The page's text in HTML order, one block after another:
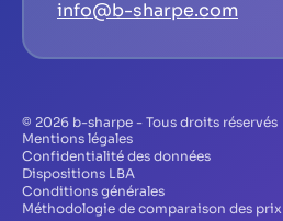
info@b-sharpe.com
© 2026 b-sharpe - Tous droits réservés
Mentions légales
Confidentialité des données
Dispositions LBA
Conditions générales
Méthodologie de comparaison des prix